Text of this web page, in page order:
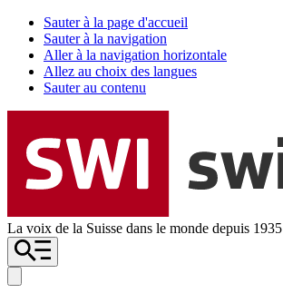
Sauter à la page d'accueil
Sauter à la navigation
Aller à la navigation horizontale
Allez au choix des langues
Sauter au contenu
La voix de la Suisse dans le monde depuis 1935